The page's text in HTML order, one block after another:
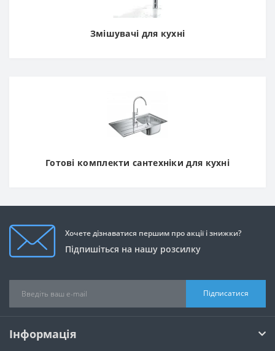
Змішувачі для кухні
Готові комплекти сантехніки для кухні
Хочете дізнаватися першим про акції і знижки?
Підпишіться на нашу розсилку
Підписатися
Інформація